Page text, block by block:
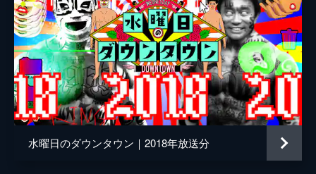
2022/2/9放送 #280 雪山風船太郎レース
ほか
2021年最もドッキリにかけられたダマされ
王に、一週間で7つの「予告ドッキリ」。芸
人8人が風船に入った“風船太郎スタイル”の
まま雪山を下る「雪山風船太郎レース」
46分
2022/2/16放送 #281 チョウチンアンコウ
の罠、人間にも通用する説 ほか
チョウチンアンコウの罠、人間にも通用する
水曜日のダウンタウン｜2018年放送分